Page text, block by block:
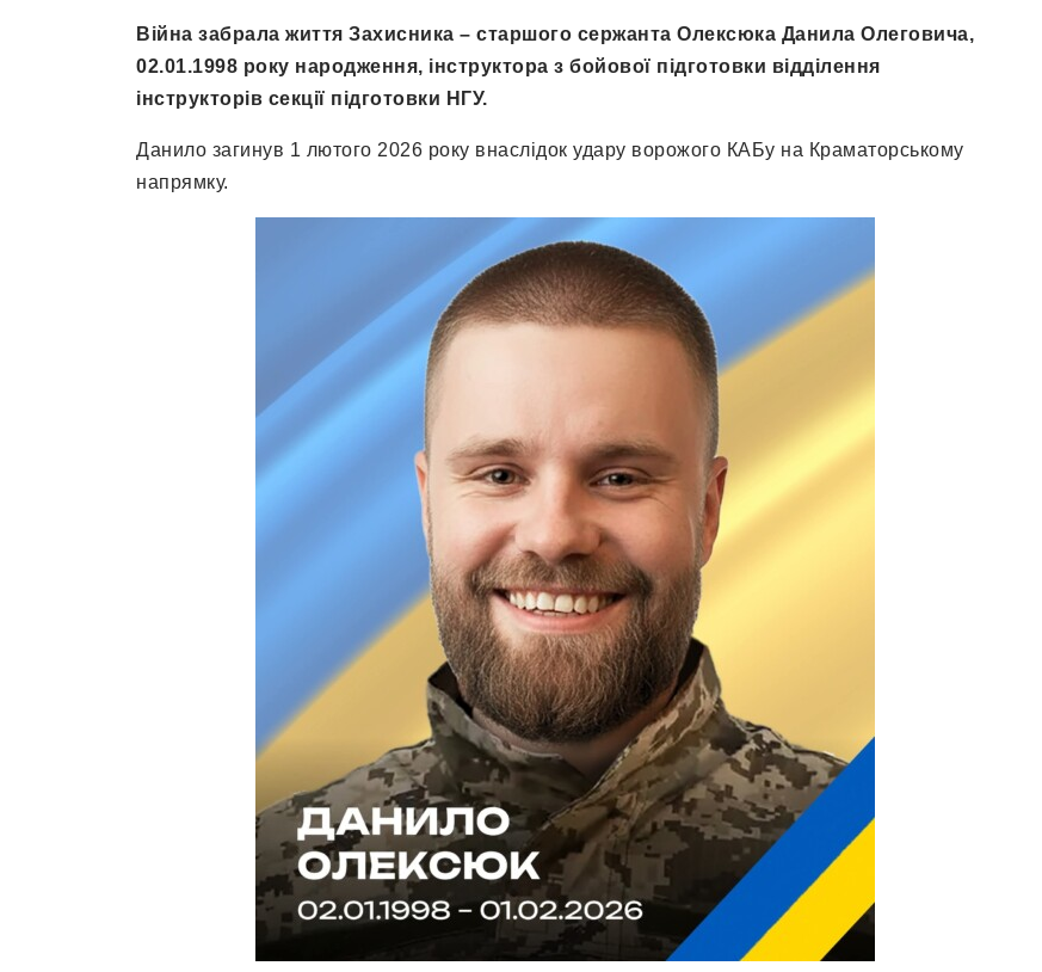
Війна забрала життя Захисника – старшого сержанта Олексюка Данила Олеговича,
02.01.1998 року народження, інструктора з бойової підготовки відділення
інструкторів секції підготовки НГУ.
Данило загинув 1 лютого 2026 року внаслідок удару ворожого КАБу на Краматорському
напрямку.